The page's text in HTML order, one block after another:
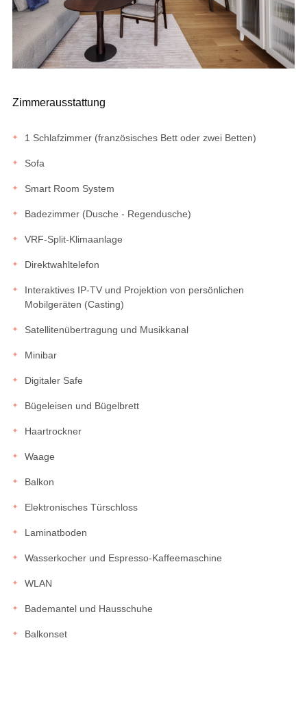
Zimmerausstattung
1 Schlafzimmer (französisches Bett oder zwei Betten)
Sofa
Smart Room System
Badezimmer (Dusche - Regendusche)
VRF-Split-Klimaanlage
Direktwahltelefon
Interaktives IP-TV und Projektion von persönlichen
Mobilgeräten (Casting)
Satellitenübertragung und Musikkanal
Minibar
Digitaler Safe
Bügeleisen und Bügelbrett
Haartrockner
Waage
Balkon
Elektronisches Türschloss
Laminatboden
Wasserkocher und Espresso-Kaffeemaschine
WLAN
Bademantel und Hausschuhe
Balkonset